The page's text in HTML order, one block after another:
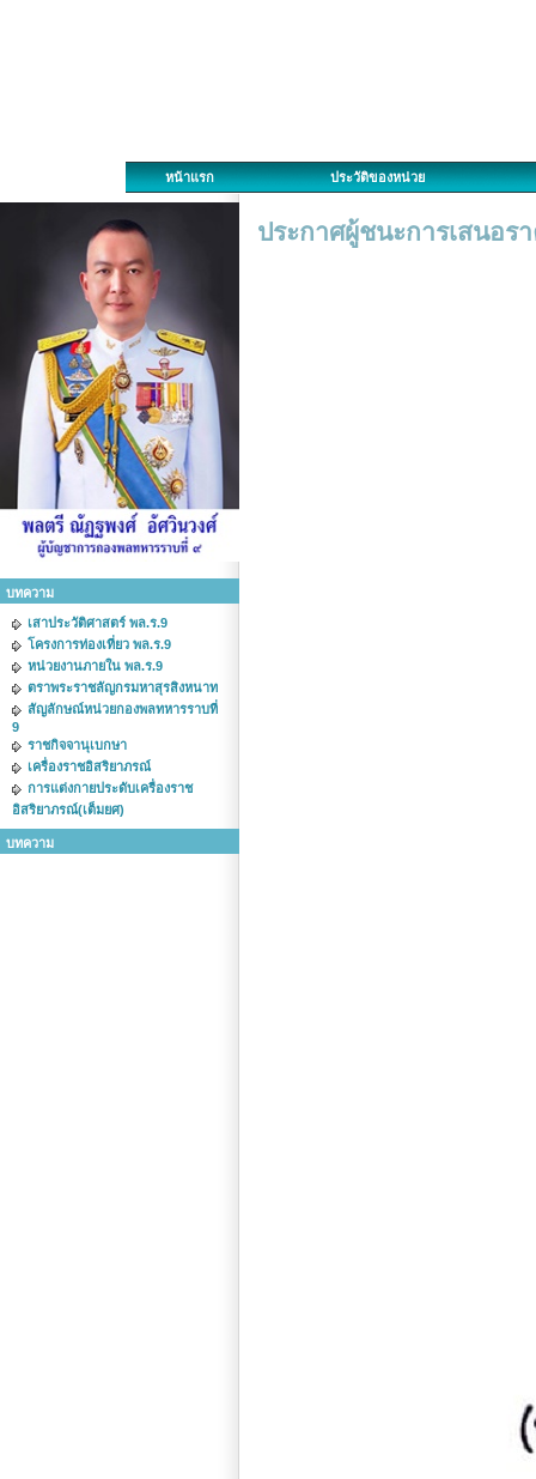
หน้าแรก ประวัติของหน่วย
บทความ
เสาประวัติศาสตร์ พล.ร.9
โครงการท่องเที่ยว พล.ร.9
หน่วยงานภายใน พล.ร.9
ตราพระราชลัญกรมหาสุรสิงหนาท
สัญลักษณ์หน่วยกองพลทหารราบที่
9
ราชกิจจานุเบกษา
เครื่องราชอิสริยาภรณ์
การแต่งกายประดับเครื่องราช
อิสริยาภรณ์(เต็มยศ)
บทความ
ประกาศผู้ชนะการเสนอร